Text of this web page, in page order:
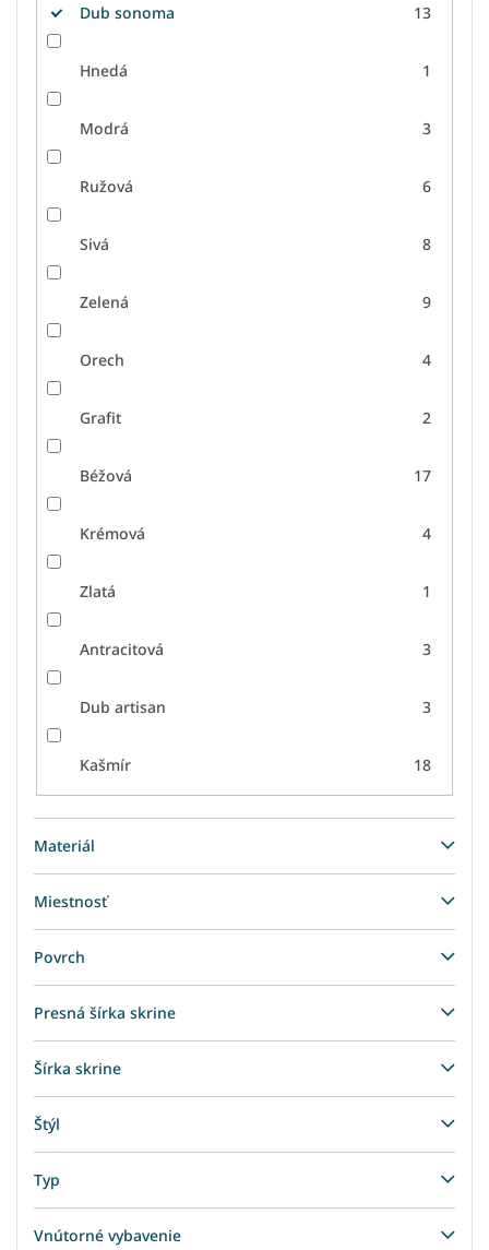
Dub sonoma 13
Hnedá 1
Modrá 3
Ružová 6
Sivá 8
Zelená 9
Orech 4
Grafit 2
Béžová 17
Krémová 4
Zlatá 1
Antracitová 3
Dub artisan 3
Kašmír 18
Materiál
Miestnosť
Povrch
Presná šírka skrine
Šírka skrine
Štýl
Typ
Vnútorné vybavenie